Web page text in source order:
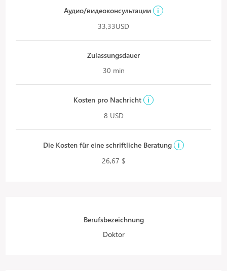
Аудио/видеоконсультации
i
33,33USD
Zulassungsdauer
30 min
Kosten pro Nachricht
i
8 USD
Die Kosten für eine schriftliche Beratung
i
26,67 $
Berufsbezeichnung
Doktor